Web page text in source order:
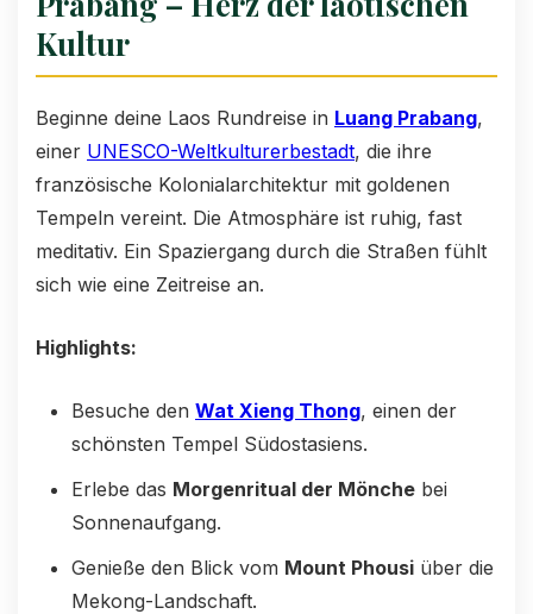
Kultur
Beginne deine Laos Rundreise in Luang Prabang,
einer UNESCO-Weltkulturerbestadt, die ihre
französische Kolonialarchitektur mit goldenen
Tempeln vereint. Die Atmosphäre ist ruhig, fast
meditativ. Ein Spaziergang durch die Straßen fühlt
sich wie eine Zeitreise an.
Highlights:
Besuche den Wat Xieng Thong, einen der
schönsten Tempel Südostasiens.
Erlebe das Morgenritual der Mönche bei
Sonnenaufgang.
Genieße den Blick vom Mount Phousi über die
Mekong-Landschaft.